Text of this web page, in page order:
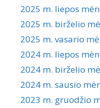
2025 m. liepos
2025 m. birželio
2025 m. vasario
2024 m. liepos
2024 m. birželio
2024 m. sausio
2023 m. gruodžio